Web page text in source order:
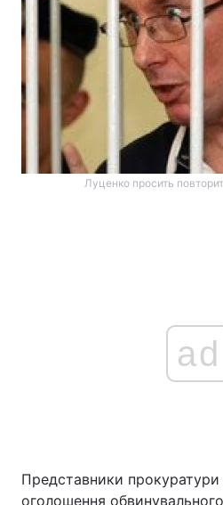
Луценко просить
ad
Представники прокуратури
оголошення